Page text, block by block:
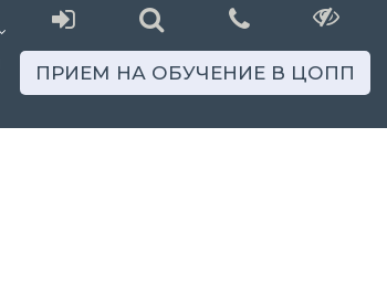
ПРИЕМ НА ОБУЧЕНИЕ В ЦОПП